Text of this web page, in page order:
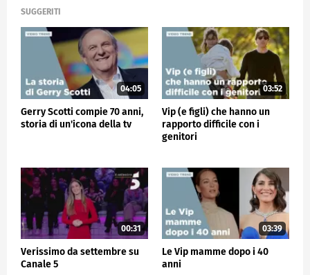
SUGGERITI
04:05
Gerry Scotti compie 70 anni,
storia di un'icona della tv
03:52
Vip (e figli) che hanno un
rapporto difficile con i
genitori
00:31
Verissimo da settembre su
Canale 5
03:39
Le Vip mamme dopo i 40
anni